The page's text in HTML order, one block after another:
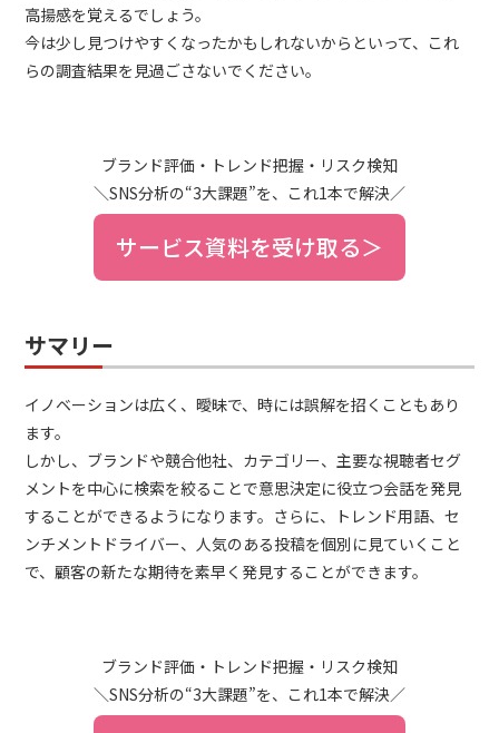
高揚感を覚えるでしょう。
今は少し見つけやすくなったかもしれないからといって、これ
らの調査結果を見過ごさないでください。
ブランド評価・トレンド把握・リスク検知
＼SNS分析の“3大課題”を、これ1本で解決／
サービス資料を受け取る＞
サマリー
イノベーションは広く、曖昧で、時には誤解を招くこともあり
ます。
しかし、ブランドや競合他社、カテゴリー、主要な視聴者セグ
メントを中心に検索を絞ることで意思決定に役立つ会話を発見
することができるようになります。さらに、トレンド用語、セ
ンチメントドライバー、人気のある投稿を個別に見ていくこと
で、顧客の新たな期待を素早く発見することができます。
ブランド評価・トレンド把握・リスク検知
＼SNS分析の“3大課題”を、これ1本で解決／